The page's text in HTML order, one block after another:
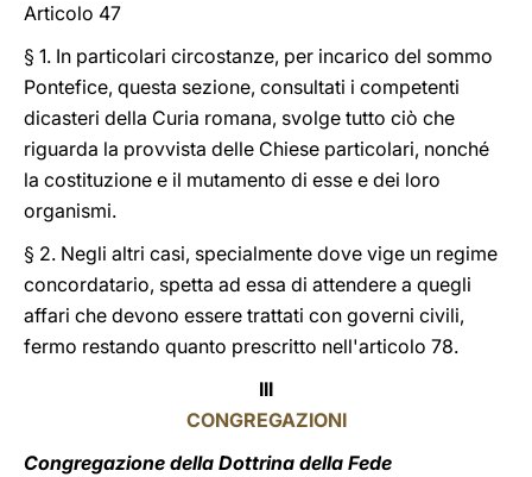
Articolo 47
§ 1. In particolari circostanze, per incarico del sommo
Pontefice, questa sezione, consultati i competenti
dicasteri della Curia romana, svolge tutto ciò che
riguarda la provvista delle Chiese particolari, nonché
la costituzione e il mutamento di esse e dei loro
organismi.
§ 2. Negli altri casi, specialmente dove vige un regime
concordatario, spetta ad essa di attendere a quegli
affari che devono essere trattati con governi civili,
fermo restando quanto prescritto nell'articolo 78.
III
CONGREGAZIONI
Congregazione della Dottrina della Fede